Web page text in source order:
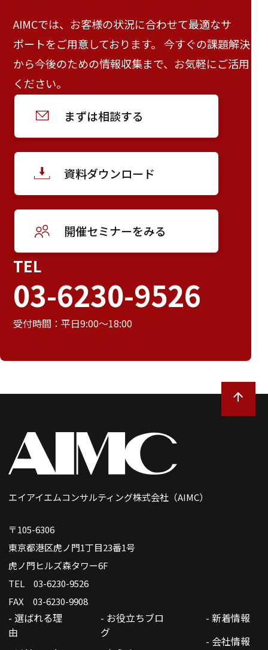
AIMCでは、お客様の状況に合わせて最適なサ
ポートをご用意しております。 今すぐの課題解決
から今後のための情報収集まで、お気軽にご活用
ください。
まずは相談する
資料ダウンロード
開催セミナーをみる
TEL
03-6230-9526
受付時間：平日9:00～18:00
エイアイエムコンサルティング株式会社（AIMC）
〒105-6306
東京都港区虎ノ門1丁目23番1号
虎ノ門ヒルズ森タワー6F
TEL 03-6230-9526
FAX 03-6230-9908
- 選ばれる理
由
- お役立ちブロ
グ
- 新着情報
- 会社情報